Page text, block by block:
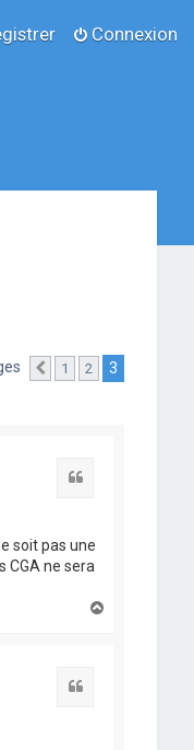
Connexion
Précédente
1 2 3
soit pas une
CGA ne sera